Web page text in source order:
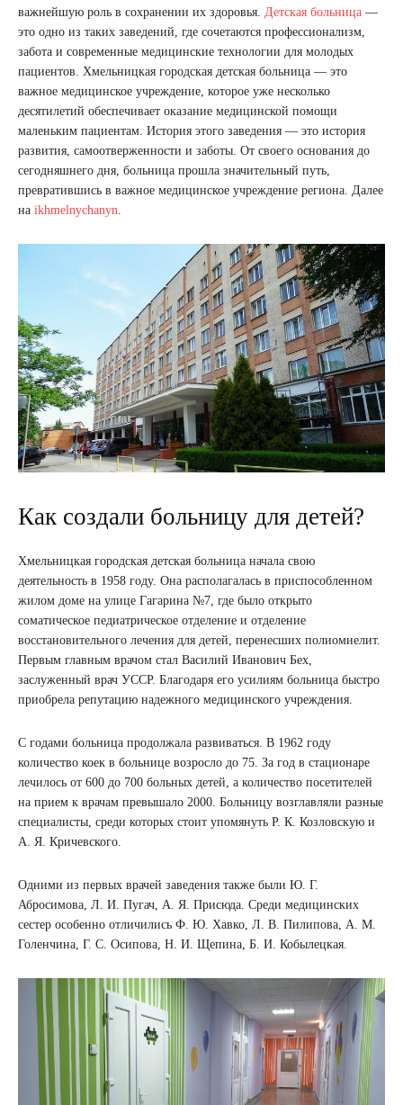
важнейшую роль в сохранении их здоровья. Детская больница —
это одно из таких заведений, где сочетаются профессионализм,
забота и современные медицинские технологии для молодых
пациентов. Хмельницкая городская детская больница — это
важное медицинское учреждение, которое уже несколько
десятилетий обеспечивает оказание медицинской помощи
маленьким пациентам. История этого заведения — это история
развития, самоотверженности и заботы. От своего основания до
сегодняшнего дня, больница прошла значительный путь,
превратившись в важное медицинское учреждение региона. Далее
на ikhmelnychanyn.
Как создали больницу для детей?
Хмельницкая городская детская больница начала свою
деятельность в 1958 году. Она располагалась в приспособленном
жилом доме на улице Гагарина №7, где было открыто
соматическое педиатрическое отделение и отделение
восстановительного лечения для детей, перенесших полиомиелит.
Первым главным врачом стал Василий Иванович Бех,
заслуженный врач УССР. Благодаря его усилиям больница быстро
приобрела репутацию надежного медицинского учреждения.
С годами больница продолжала развиваться. В 1962 году
количество коек в больнице возросло до 75. За год в стационаре
лечилось от 600 до 700 больных детей, а количество посетителей
на прием к врачам превышало 2000. Больницу возглавляли разные
специалисты, среди которых стоит упомянуть Р. К. Козловскую и
А. Я. Кричевского.
Одними из первых врачей заведения также были Ю. Г.
Абросимова, Л. И. Пугач, А. Я. Присюда. Среди медицинских
сестер особенно отличились Ф. Ю. Хавко, Л. В. Пилипова, А. М.
Голенчина, Г. С. Осипова, Н. И. Щепина, Б. И. Кобылецкая.